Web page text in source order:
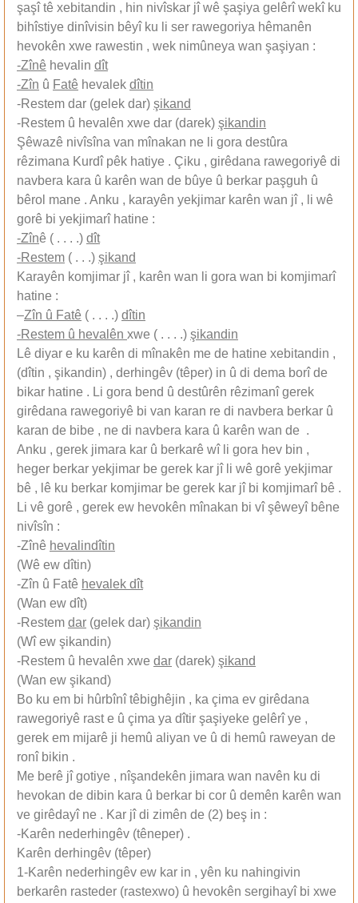
şaşî tê xebitandin , hin nivîskar jî wê şaşiya gelêrî wekî ku
bihîstiye dinîvisin bêyî ku li ser rawegoriya hêmanên
hevokên xwe rawestin , wek nimûneya wan şaşiyan :
-Zînê hevalin dît
-Zîn û Fatê hevalek dîtin
-Restem dar (gelek dar) şikand
-Restem û hevalên xwe dar (darek) şikandin
Şêwazê nivîsîna van mînakan ne li gora destûra
rêzimana Kurdî pêk hatiye . Çiku , girêdana rawegoriyê di
navbera kara û karên wan de bûye û berkar paşguh û
bêrol mane . Anku , karayên yekjimar karên wan jî , li wê
gorê bi yekjimarî hatine :
-Zînê ( . . . .) dît
-Restem ( . . .) şikand
Karayên komjimar jî , karên wan li gora wan bi komjimarî
hatine :
–Zîn û Fatê ( . . . .) dîtin
-Restem û hevalên xwe ( . . . .) şikandin
Lê diyar e ku karên di mînakên me de hatine xebitandin ,
(dîtin , şikandin) , derhingêv (têper) in û di dema borî de
bikar hatine . Li gora bend û destûrên rêzimanî gerek
girêdana rawegoriyê bi van karan re di navbera berkar û
karan de bibe , ne di navbera kara û karên wan de .
Anku , gerek jimara kar û berkarê wî li gora hev bin ,
heger berkar yekjimar be gerek kar jî li wê gorê yekjimar
bê , lê ku berkar komjimar be gerek kar jî bi komjimarî bê .
Li vê gorê , gerek ew hevokên mînakan bi vî şêweyî bêne
nivîsîn :
-Zînê hevalindîtin
(Wê ew dîtin)
-Zîn û Fatê hevalek dît
(Wan ew dît)
-Restem dar (gelek dar) şikandin
(Wî ew şikandin)
-Restem û hevalên xwe dar (darek) şikand
(Wan ew şikand)
Bo ku em bi hûrbînî têbighêjin , ka çima ev girêdana
rawegoriyê rast e û çima ya dîtir şaşiyeke gelêrî ye ,
gerek em mijarê ji hemû aliyan ve û di hemû raweyan de
ronî bikin .
Me berê jî gotiye , nîşandekên jimara wan navên ku di
hevokan de dibin kara û berkar bi cor û demên karên wan
ve girêdayî ne . Kar jî di zimên de (2) beş in :
-Karên nederhingêv (têneper) .
Karên derhingêv (têper)
1-Karên nederhingêv ew kar in , yên ku nahingivin
berkarên rasteder (rastexwo) û hevokên sergihayî bi xwe